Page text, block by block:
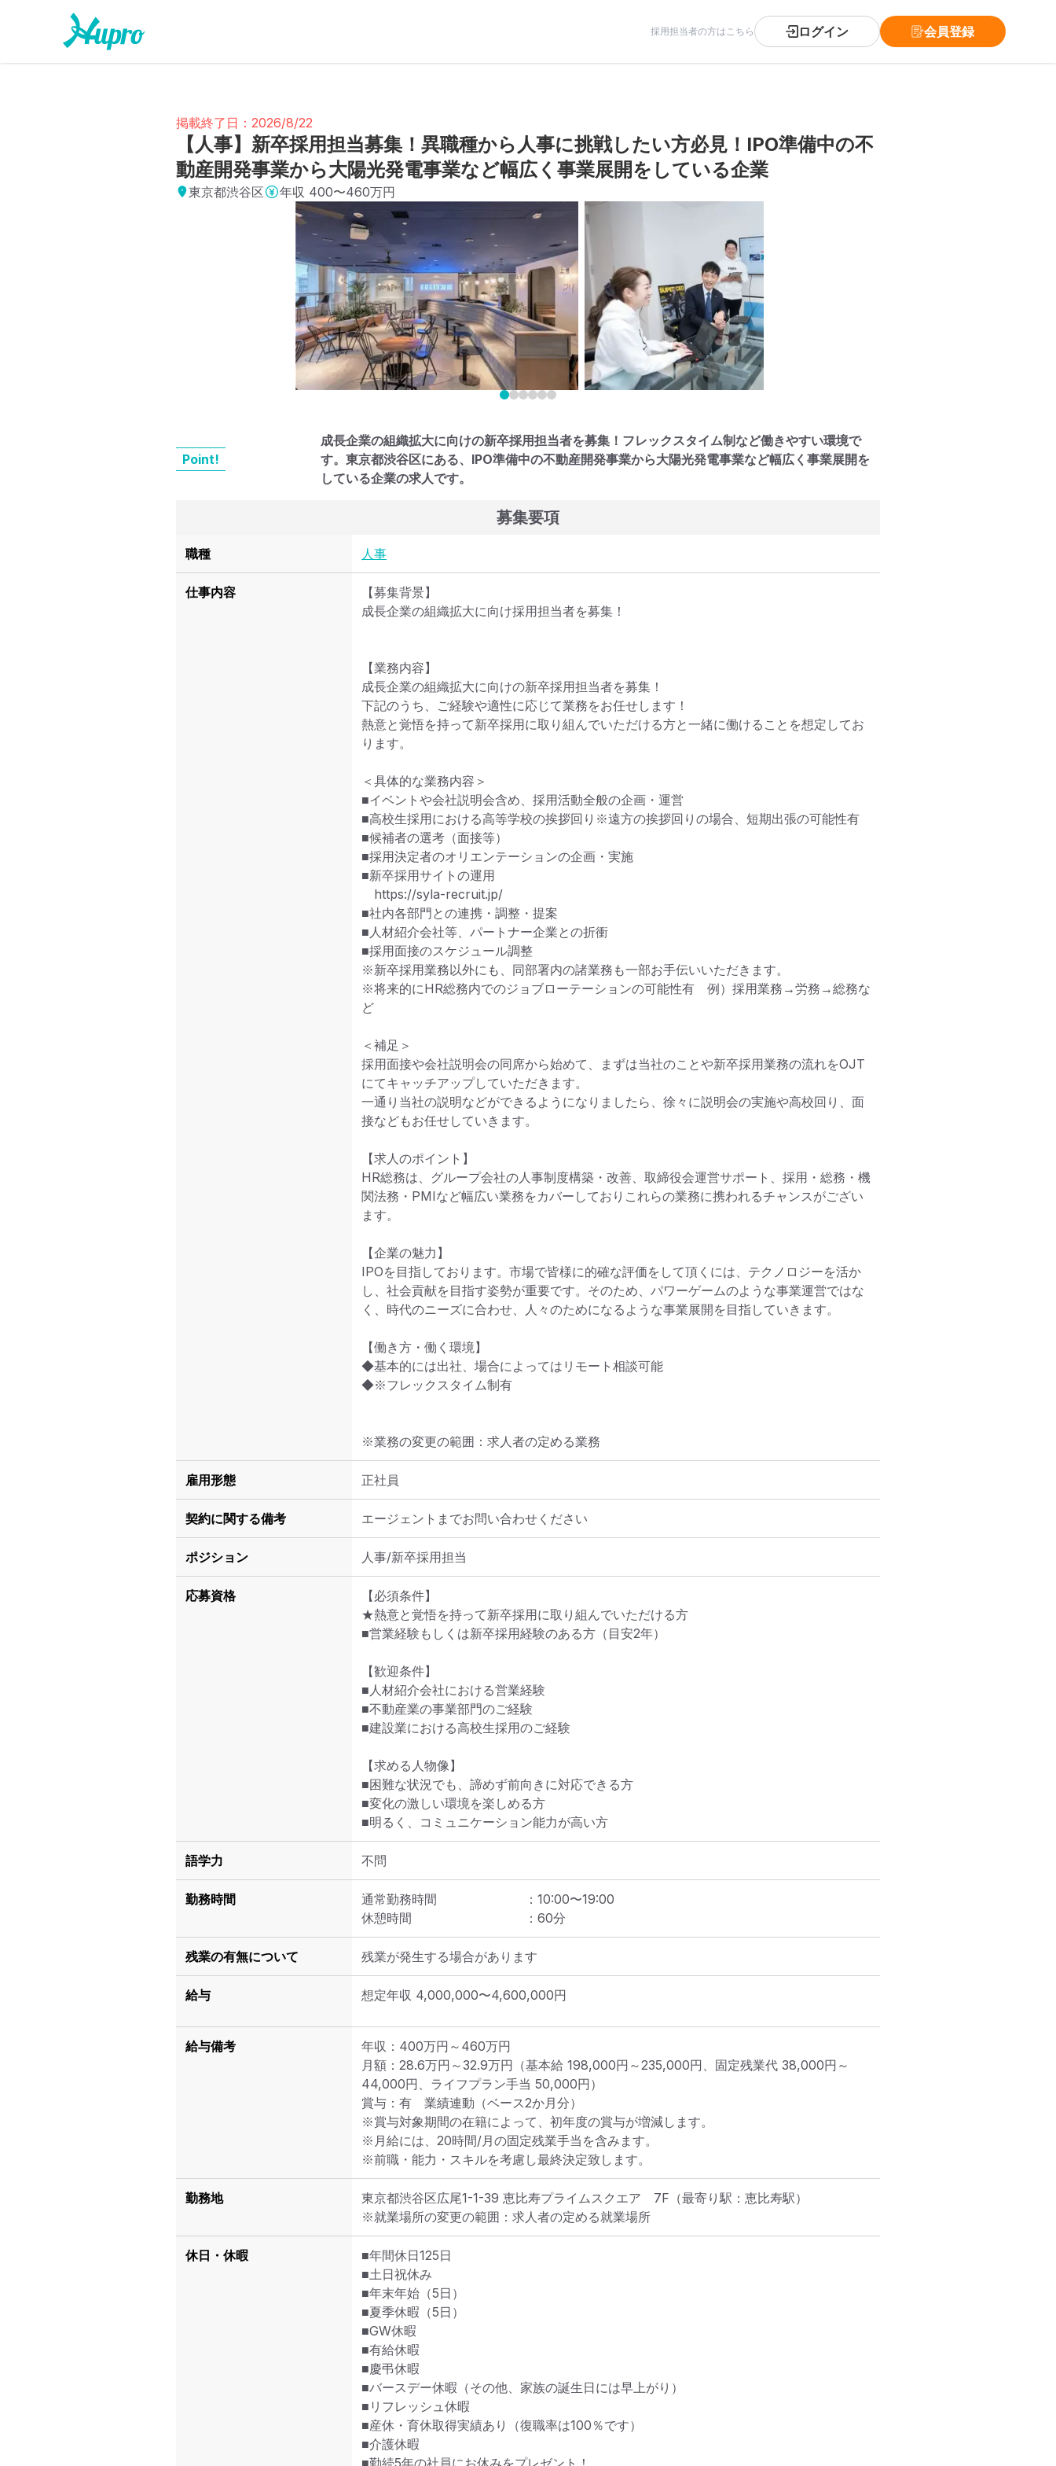
採用担当者の方はこちら ログイン 会員登録
掲載終了日：2026/8/22
【人事】新卒採用担当募集！異職種から人事に挑戦したい方必見！IPO準備中の不
動産開発事業から大陽光発電事業など幅広く事業展開をしている企業
東京都渋谷区 年収 400〜460万円
Point!
成長企業の組織拡大に向けの新卒採用担当者を募集！フレックスタイム制など働きやすい環境で
す。東京都渋谷区にある、IPO準備中の不動産開発事業から大陽光発電事業など幅広く事業展開を
している企業の求人です。
募集要項
職種 人事
仕事内容
【募集背景】
成長企業の組織拡大に向け採用担当者を募集！
【業務内容】
成長企業の組織拡大に向けの新卒採用担当者を募集！
下記のうち、ご経験や適性に応じて業務をお任せします！
熱意と覚悟を持って新卒採用に取り組んでいただける方と一緒に働けることを想定してお
ります。
＜具体的な業務内容＞
■イベントや会社説明会含め、採用活動全般の企画・運営
■高校生採用における高等学校の挨拶回り※遠方の挨拶回りの場合、短期出張の可能性有
■候補者の選考（面接等）
■採用決定者のオリエンテーションの企画・実施
■新卒採用サイトの運用
https://syla-recruit.jp/
■社内各部門との連携・調整・提案
■人材紹介会社等、パートナー企業との折衝
■採用面接のスケジュール調整
※新卒採用業務以外にも、同部署内の諸業務も一部お手伝いいただきます。
※将来的にHR総務内でのジョブローテーションの可能性有　例）採用業務→労務→総務な
ど
＜補足＞
採用面接や会社説明会の同席から始めて、まずは当社のことや新卒採用業務の流れをOJT
にてキャッチアップしていただきます。
一通り当社の説明などができるようになりましたら、徐々に説明会の実施や高校回り、面
接などもお任せしていきます。
【求人のポイント】
HR総務は、グループ会社の人事制度構築・改善、取締役会運営サポート、採用・総務・機
関法務・PMIなど幅広い業務をカバーしておりこれらの業務に携われるチャンスがござい
ます。
【企業の魅力】
IPOを目指しております。市場で皆様に的確な評価をして頂くには、テクノロジーを活か
し、社会貢献を目指す姿勢が重要です。そのため、パワーゲームのような事業運営ではな
く、時代のニーズに合わせ、人々のためになるような事業展開を目指していきます。
【働き方・働く環境】
◆基本的には出社、場合によってはリモート相談可能
◆※フレックスタイム制有
※業務の変更の範囲：求人者の定める業務
雇用形態 正社員
契約に関する備考 エージェントまでお問い合わせください
ポジション 人事/新卒採用担当
応募資格
【必須条件】
★熱意と覚悟を持って新卒採用に取り組んでいただける方
■営業経験もしくは新卒採用経験のある方（目安2年）
【歓迎条件】
■人材紹介会社における営業経験
■不動産業の事業部門のご経験
■建設業における高校生採用のご経験
【求める人物像】
■困難な状況でも、諦めず前向きに対応できる方
■変化の激しい環境を楽しめる方
■明るく、コミュニケーション能力が高い方
語学力 不問
勤務時間 通常勤務時間 ： 10:00〜19:00
休憩時間
： 60分
残業の有無について 残業が発生する場合があります
給与 想定年収 4,000,000〜4,600,000円
給与備考
年収：400万円～460万円
月額：28.6万円～32.9万円（基本給 198,000円～235,000円、固定残業代 38,000円～
44,000円、ライフプラン手当 50,000円）
賞与：有　業績連動（ベース2か月分）
※賞与対象期間の在籍によって、初年度の賞与が増減します。
※月給には、20時間/月の固定残業手当を含みます。
※前職・能力・スキルを考慮し最終決定致します。
勤務地 東京都渋谷区広尾1-1-39 恵比寿プライムスクエア　7F （最寄り駅：恵比寿駅）
※就業場所の変更の範囲：求人者の定める就業場所
休日・休暇
■年間休日125日
■土日祝休み
■年末年始（5日）
■夏季休暇（5日）
■GW休暇
■有給休暇
■慶弔休暇
■バースデー休暇（その他、家族の誕生日には早上がり）
■リフレッシュ休暇
■産休・育休取得実績あり（復職率は100％です）
■介護休暇
■勤続5年の社員にお休みをプレゼント！